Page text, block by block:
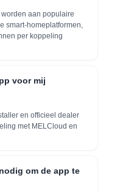
aan populaire
smart‑homeplatformen,
per koppeling
voor mij
en officieel dealer
met MELCloud en
om de app te